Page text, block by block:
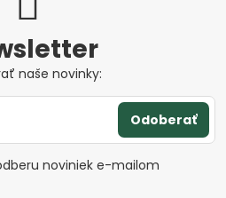
naše novinky:
Odoberať
noviniek e-mailom